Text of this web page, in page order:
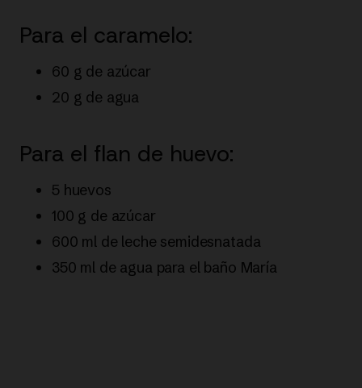
Para el caramelo:
60 g de azúcar
20 g de agua
Para el flan de huevo:
5 huevos
100 g de azúcar
600 ml de leche semidesnatada
350 ml de agua para el baño María